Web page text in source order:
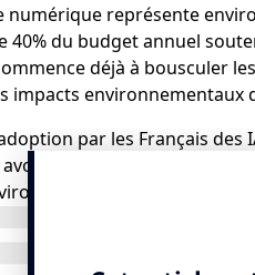
numérique représente
40% du budget annuel
déjà à bousculer
impacts environnementaux
par les Français des
recours en mai 2024
associés